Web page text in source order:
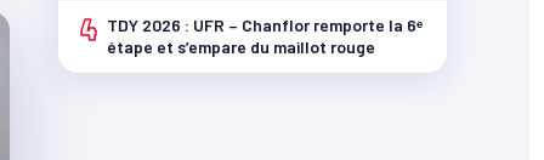
4 TDY 2026 : UFR – Chanflor remporte la 6ᵉ
étape et s’empare du maillot rouge